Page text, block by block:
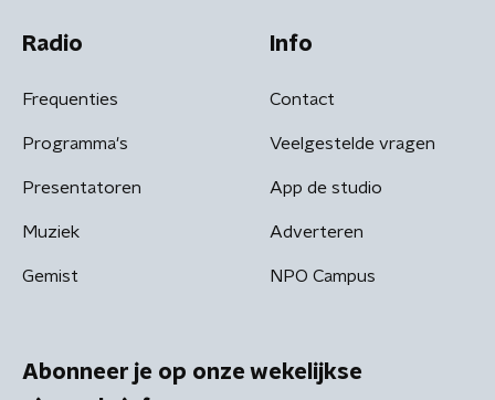
Radio
Frequenties
Programma's
Presentatoren
Muziek
Gemist
Info
Contact
Veelgestelde vragen
App de studio
Adverteren
NPO Campus
Abonneer je op onze wekelijkse